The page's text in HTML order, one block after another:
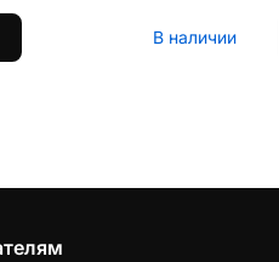
В наличии